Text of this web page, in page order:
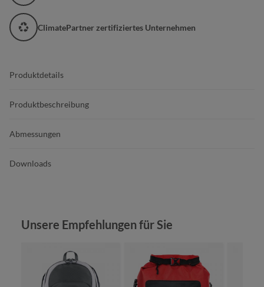
ClimatePartner zertifiziertes Unternehmen
Produktdetails
Produktbeschreibung
Abmessungen
Downloads
Produktgalerie überspringen
Unsere Empfehlungen für Sie